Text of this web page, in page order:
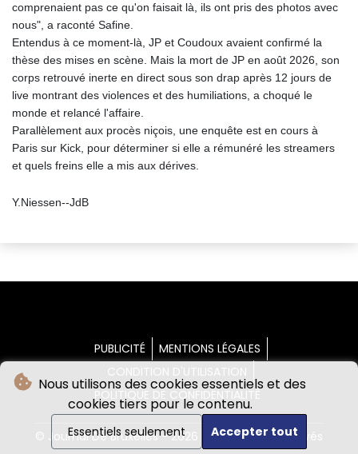
Nous utilisons des cookies essentiels et des
cookies tiers pour le contenu.
Essentiels seulement Accepter tout
comprenaient pas ce qu'on faisait là, ils ont pris des photos avec
nous", a raconté Safine.
Entendus à ce moment-là, JP et Coudoux avaient confirmé la
thèse des mises en scène. Mais la mort de JP en août 2026, son
corps retrouvé inerte en direct sous son drap après 12 jours de
live montrant des violences et des humiliations, a choqué le
monde et relancé l'affaire.
Parallèlement aux procès niçois, une enquête est en cours à
Paris sur Kick, pour déterminer si elle a rémunéré les streamers
et quels freins elle a mis aux dérives.
Y.Niessen--JdB
PUBLICITÉ
MENTIONS LÉGALES
CONDITION D'UTILISATION
POLITIQUE DE CONFIDENTIALITÉ
© Journal De Bruxelles - 2026 - Tous droits réservés